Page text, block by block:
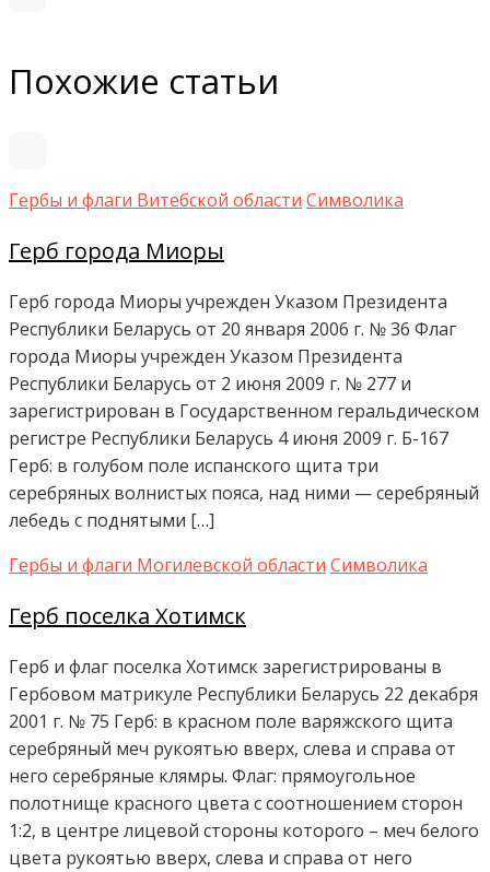
Похожие статьи
Гербы и флаги Витебской области Символика
Герб города Миоры
Герб города Миоры учрежден Указом Президента
Республики Беларусь от 20 января 2006 г. № 36 Флаг
города Миоры учрежден Указом Президента
Республики Беларусь от 2 июня 2009 г. № 277 и
зарегистрирован в Государственном геральдическом
регистре Республики Беларусь 4 июня 2009 г. Б-167
Герб: в голубом поле испанского щита три
серебряных волнистых пояса, над ними — серебряный
лебедь с поднятыми […]
Гербы и флаги Могилевской области Символика
Герб поселка Хотимск
Герб и флаг поселка Хотимск зарегистрированы в
Гербовом матрикуле Республики Беларусь 22 декабря
2001 г. № 75 Герб: в красном поле варяжского щита
серебряный меч рукоятью вверх, слева и справа от
него серебряные клямры. Флаг: прямоугольное
полотнище красного цвета с соотношением сторон
1:2, в центре лицевой стороны которого – меч белого
цвета рукоятью вверх, слева и справа от него